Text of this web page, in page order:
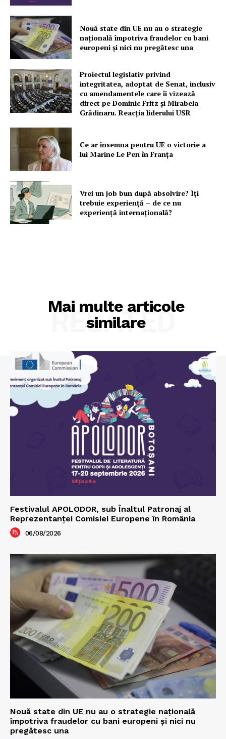
Nouă state din UE nu au o strategie
națională împotriva fraudelor cu bani
europeni și nici nu pregătesc una
Proiectul legislativ privind
integritatea, adoptat de Senat, inclusiv
cu amendamentele care îi vizează
direct pe Dominic Fritz și Mirabela
Grădinaru. Reacția liderului USR
Ce ar însemna pentru UE o victorie a
lui Marine Le Pen în Franța
Vrei un job bun după absolvire? Îți
trebuie experiență – de ce nu
experiență internațională?
Mai multe articole
similare
RELATED
Festivalul APOLODOR, sub Înaltul Patronaj al
Reprezentanței Comisiei Europene în România
06/08/2026
Nouă state din UE nu au o strategie națională
împotriva fraudelor cu bani europeni și nici nu
pregătesc una